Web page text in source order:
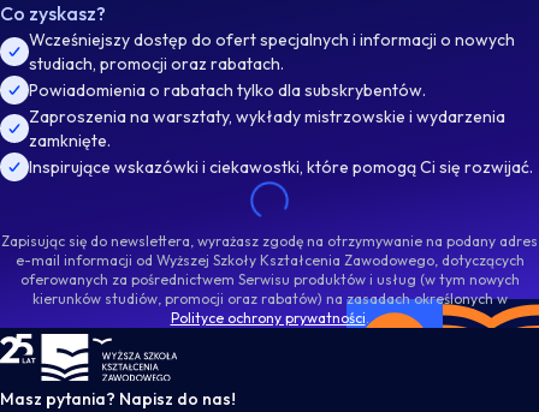
Co zyskasz?
Wcześniejszy dostęp do ofert specjalnych i informacji o nowych
studiach, promocji oraz rabatach.
Powiadomienia o rabatach tylko dla subskrybentów.
Zaproszenia na warsztaty, wykłady mistrzowskie i wydarzenia
zamknięte.
Inspirujące wskazówki i ciekawostki, które pomogą Ci się rozwijać.
Zapisując się do newslettera, wyrażasz zgodę na otrzymywanie na podany adres
e-mail informacji od Wyższej Szkoły Kształcenia Zawodowego, dotyczących
oferowanych za pośrednictwem Serwisu produktów i usług (w tym nowych
kierunków studiów, promocji oraz rabatów) na zasadach określonych w
Polityce ochrony prywatności.
WSKZ - strona główna
Masz pytania? Napisz do nas!